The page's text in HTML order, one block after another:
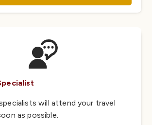
will attend your travel
as possible.